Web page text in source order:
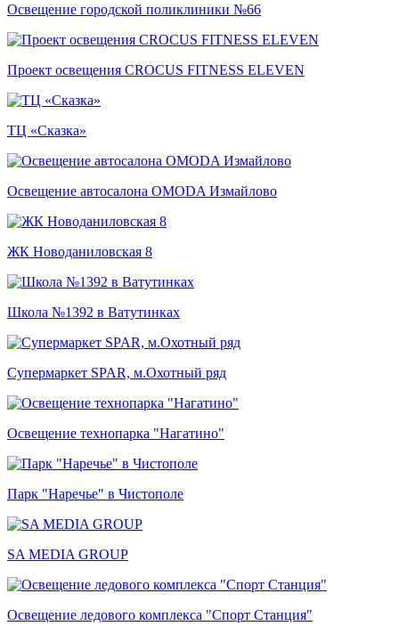
Освещение городской поликлиники №66
Проект освещения CROCUS FITNESS ELEVEN
ТЦ «Сказка»
Освещение автосалона OMODA Измайлово
ЖК Новоданиловская 8
Школа №1392 в Ватутинках
Супермаркет SPAR, м.Охотный ряд
Освещение технопарка "Нагатино"
Парк "Наречье" в Чистополе
SA MEDIA GROUP
Освещение ледового комплекса "Спорт Станция"